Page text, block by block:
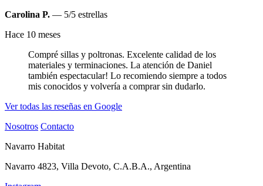
Carolina P. — 5/5 estrellas
Hace 10 meses
Compré sillas y poltronas. Excelente calidad de los
materiales y terminaciones. La atención de Daniel
también espectacular! Lo recomiendo siempre a todos
mis conocidos y volvería a comprar sin dudarlo.
Ver todas las reseñas en Google
Nosotros Contacto
Navarro Habitat
Navarro 4823, Villa Devoto, C.A.B.A., Argentina